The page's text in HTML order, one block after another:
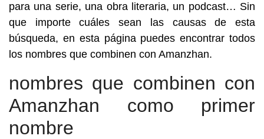
para una serie, una obra literaria, un podcast… Sin
que importe cuáles sean las causas de esta
búsqueda, en esta página puedes encontrar todos
los nombres que combinen con Amanzhan.
nombres que combinen con
Amanzhan como primer
nombre